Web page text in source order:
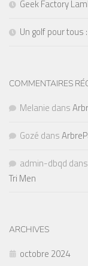
Geek Factory
Un golf pour tous
COMMENTAIRES
Melanie dans
Gozé dans
admin-dbqd dans
Tri Men
ARCHIVES
octobre 2024